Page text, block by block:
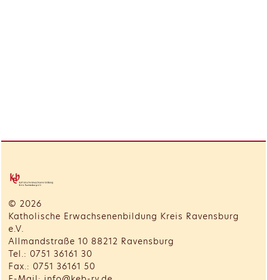
© 2026
Katholische Erwachsenenbildung Kreis Ravensburg
e.V.
Allmandstraße 10 88212 Ravensburg
Tel.: 0751 36161 30
Fax.: 0751 36161 50